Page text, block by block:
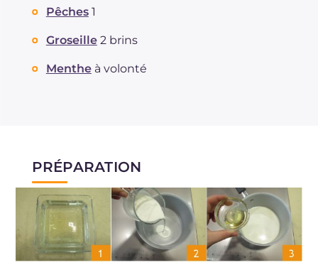
Pêches 1
Groseille 2 brins
Menthe à volonté
PRÉPARATION